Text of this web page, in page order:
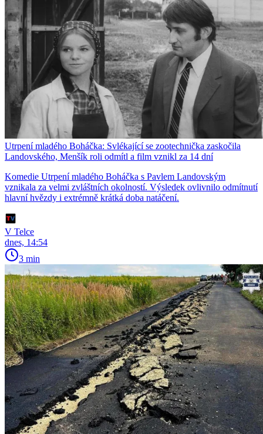
Utrpení mladého Boháčka: Svlékající se zootechnička zaskočila
Landovského, Menšík roli odmítl a film vznikl za 14 dní
Komedie Utrpení mladého Boháčka s Pavlem Landovským
vznikala za velmi zvláštních okolností. Výsledek ovlivnilo odmítnutí
hlavní hvězdy i extrémně krátká doba natáčení.
V Telce
dnes, 14:54
3 min